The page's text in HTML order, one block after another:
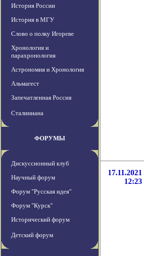
История России
История в МГУ
Слово о полку Игореве
Хронология и
парахронология
Астрономия и Хронология
Альмагест
Запечатленная Россия
Сталиниана
ФОРУМЫ
Дискуссионный клуб
Научный форум
Форум "Русская идея"
Форум "Курск"
Исторический форум
Детский форум
17.11.2021
12:23